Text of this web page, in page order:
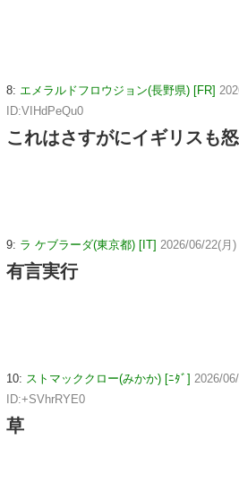
8: エメラルドフロウジョン(長野県) [FR]
ID:VIHdPeQu0
これはさすがにイギリスも
9: ラ ケブラーダ(東京都) [IT] 2026/06/22(月
有言実行
10: ストマッククロー(みかか) [ﾆﾀﾞ] 2026/
ID:+SVhrRYE0
草